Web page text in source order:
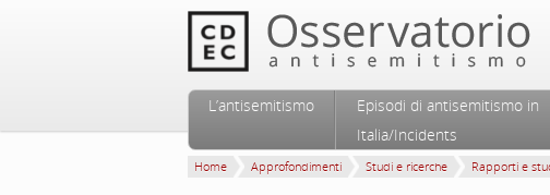
Menu principale
Vai al contenuto principale
Vai al contenuto secondario
L’antisemitismo
Episodi di antisemitismo in
Italia/Incidents
Home Approfondimenti Studi e ricerche Rapporti e